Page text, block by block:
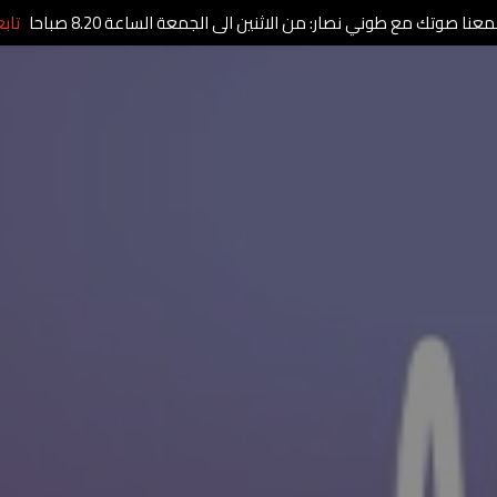
صوتك مع طوني نصار: من الاثنين الى الجمعة الساعة 8.20 صباحا